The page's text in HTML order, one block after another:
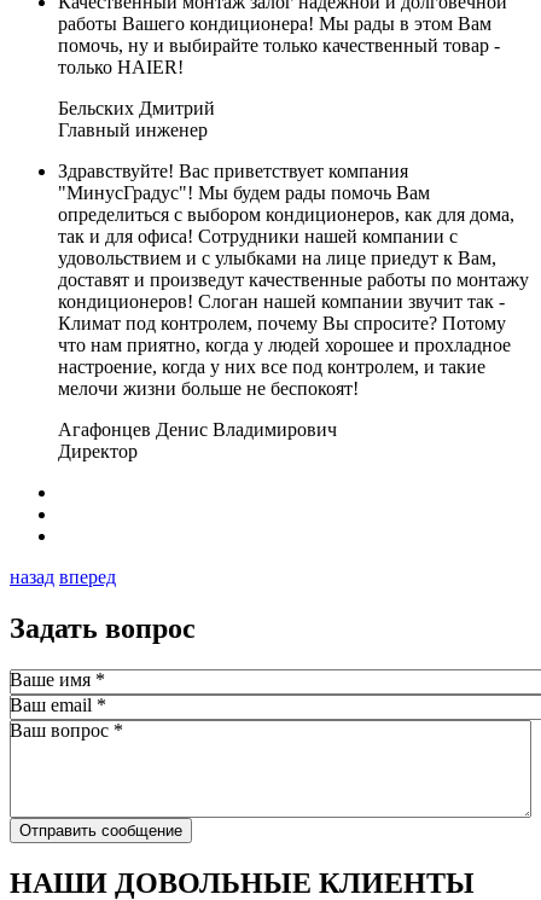
работы Вашего кондиционера! Мы рады в этом Вам
помочь, ну и выбирайте только качественный товар -
только HAIER!
Бельских Дмитрий
Главный инженер
Здравствуйте! Вас приветствует компания
"МинусГрадус"! Мы будем рады помочь Вам
определиться с выбором кондиционеров, как для дома,
так и для офиса! Сотрудники нашей компании с
удовольствием и с улыбками на лице приедут к Вам,
доставят и произведут качественные работы по монтажу
кондиционеров! Слоган нашей компании звучит так -
Климат под контролем, почему Вы спросите? Потому
что нам приятно, когда у людей хорошее и прохладное
настроение, когда у них все под контролем, и такие
мелочи жизни больше не беспокоят!
Агафонцев Денис Владимирович
Директор
назад вперед
Задать вопрос
Ваше имя *
Ваш email *
Ваш вопрос *
Отправить сообщение
НАШИ ДОВОЛЬНЫЕ КЛИЕНТЫ